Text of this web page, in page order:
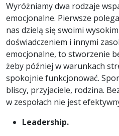
Wyróżniamy dwa rodzaje
emocjonalne. Pierwsze
nas dzielą się swoimi
doświadczeniem i innymi
emocjonalne, to stworzenie
żeby później w warunkach
spokojnie funkcjonować.
bliscy, przyjaciele, rodzina.
w zespołach nie jest
Leadership.